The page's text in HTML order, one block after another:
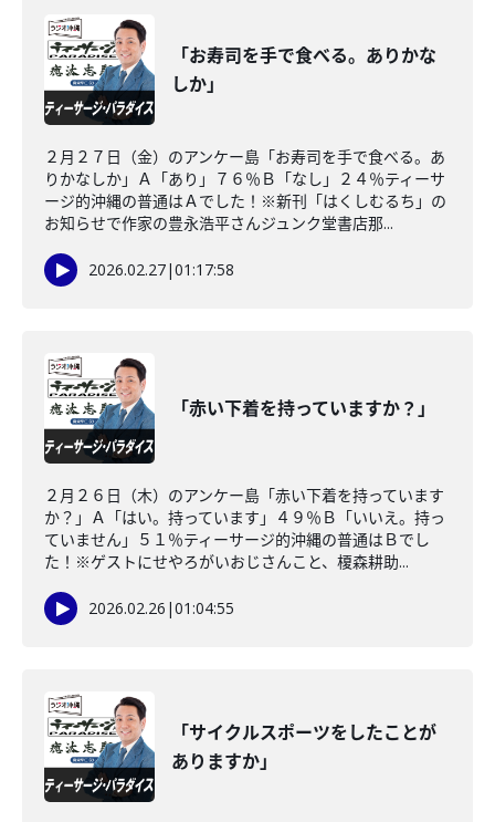
「お寿司を手で食べる。ありかな
しか」
２月２７日（金）のアンケー島「お寿司を手で食べる。あ
りかなしか」Ａ「あり」７６％Ｂ「なし」２４％ティーサ
ージ的沖縄の普通はＡでした！※新刊「はくしむるち」の
お知らせで作家の豊永浩平さんジュンク堂書店那...
2026.02.27|01:17:58
「赤い下着を持っていますか？」
２月２６日（木）のアンケー島「赤い下着を持っています
か？」Ａ「はい。持っています」４９％Ｂ「いいえ。持っ
ていません」５１％ティーサージ的沖縄の普通はＢでし
た！※ゲストにせやろがいおじさんこと、榎森耕助...
2026.02.26 |01:04:55
「サイクルスポーツをしたことが
ありますか」